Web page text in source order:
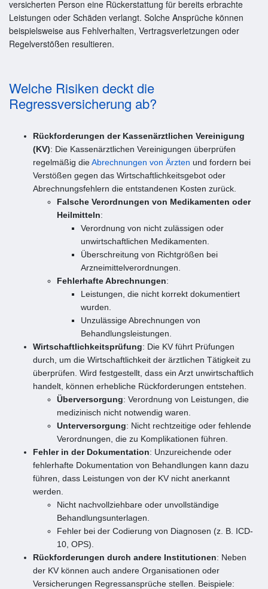
versicherten Person eine Rückerstattung für bereits erbrachte
Leistungen oder Schäden verlangt. Solche Ansprüche können
beispielsweise aus Fehlverhalten, Vertragsverletzungen oder
Regelverstößen resultieren.
Welche Risiken deckt die
Regressversicherung ab?
Rückforderungen der Kassenärztlichen Vereinigung
(KV): Die Kassenärztlichen Vereinigungen überprüfen
regelmäßig dieAbrechnungen von Ärzten und fordern bei
Verstößen gegen das Wirtschaftlichkeitsgebot oder
Abrechnungsfehlern die entstandenen Kosten zurück.
Falsche Verordnungen von Medikamenten oder
Heilmitteln:
Verordnung von nicht zulässigen oder
unwirtschaftlichen Medikamenten.
Überschreitung von Richtgrößen bei
Arzneimittelverordnungen.
Fehlerhafte Abrechnungen:
Leistungen, die nicht korrekt dokumentiert
wurden.
Unzulässige Abrechnungen von
Behandlungsleistungen.
Wirtschaftlichkeitsprüfung: Die KV führt Prüfungen
durch, um die Wirtschaftlichkeit der ärztlichen Tätigkeit zu
überprüfen. Wird festgestellt, dass ein Arzt unwirtschaftlich
handelt, können erhebliche Rückforderungen entstehen.
Überversorgung: Verordnung von Leistungen, die
medizinisch nicht notwendig waren.
Unterversorgung: Nicht rechtzeitige oder fehlende
Verordnungen, die zu Komplikationen führen.
Fehler in der Dokumentation: Unzureichende oder
fehlerhafte Dokumentation von Behandlungen kann dazu
führen, dass Leistungen von der KV nicht anerkannt
werden.
Nicht nachvollziehbare oder unvollständige
Behandlungsunterlagen.
Fehler bei der Codierung von Diagnosen (z. B. ICD-
10, OPS).
Rückforderungen durch andere Institutionen: Neben
der KV können auch andere Organisationen oder
Versicherungen Regressansprüche stellen. Beispiele: